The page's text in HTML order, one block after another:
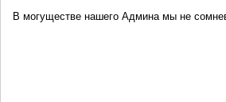
В могуществе нашего Админа мы не